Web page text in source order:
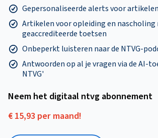
Gepersonaliseerde alerts voor
Artikelen voor opleiding en
geaccrediteerde toetsen
Onbeperkt luisteren naar de NTVG-
Antwoorden op al je vragen via de AI-
NTVG'
Neem het digitaal ntvg abonnement
€ 15,93 per maand!